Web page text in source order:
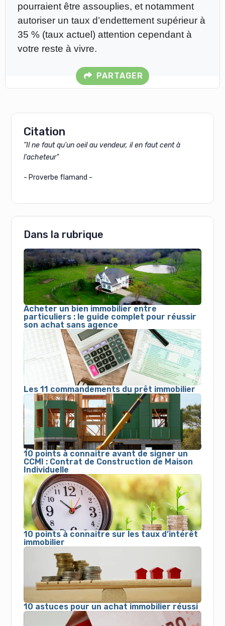
pourraient être assouplies, et notamment
autoriser un taux d’endettement supérieur à
35 % (taux actuel) attention cependant à
votre reste à vivre.
PARTAGER
Citation
"Il ne faut qu'un oeil au vendeur, il en faut cent à
l'acheteur"
- Proverbe flamand -
Dans la rubrique
Acheter un bien immobilier entre
particuliers : le guide complet pour réussir
son achat sans agence
Les 11 commandements du prêt immobilier
10 points à connaitre avant de signer un
CCMI : Contrat de Construction de Maison
Individuelle
10 points à connaitre sur les taux d’intérêt
immobilier
10 astuces pour un achat immobilier réussi